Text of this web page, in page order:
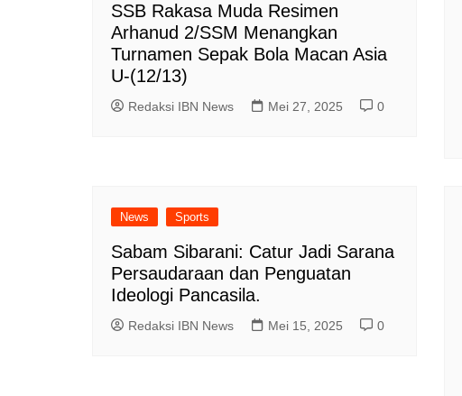
SSB Rakasa Muda Resimen
Arhanud 2/SSM Menangkan
Turnamen Sepak Bola Macan Asia
U-(12/13)
Redaksi IBN News Mei 27, 2025 0
News Sports
Sabam Sibarani: Catur Jadi Sarana
Persaudaraan dan Penguatan
Ideologi Pancasila.
Redaksi IBN News Mei 15, 2025 0